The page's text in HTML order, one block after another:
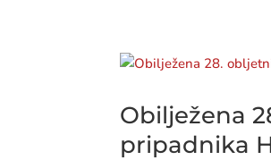
Obilježena
pripadnika